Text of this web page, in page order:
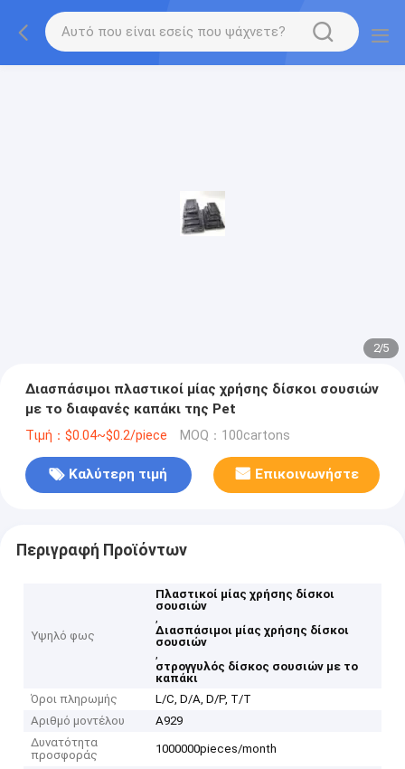
2/5
Διασπάσιμοι πλαστικοί μίας χρήσης δίσκοι σουσιών
με το διαφανές καπάκι της Pet
Τιμή：$0.04~$0.2/piece MOQ：100cartons
Καλύτερη τιμή Επικοινωνήστε
Περιγραφή Προϊόντων
Υψηλό φως
Πλαστικοί μίας χρήσης δίσκοι
σουσιών
,
Διασπάσιμοι μίας χρήσης δίσκοι
σουσιών
,
στρογγυλός δίσκος σουσιών με το
καπάκι
Όροι πληρωμής
L/C, D/A, D/P, T/T
Αριθμό μοντέλου
A929
Δυνατότητα
προσφοράς
1000000pieces/month